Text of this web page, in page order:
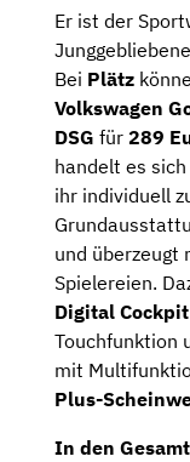
Er ist der
Bei Plätz
Volkswagen
DSG für 289
handelt es
ihr individuell
und überzeugt
Spielereien.
Digital
Touchfunktion
mit
Plus-
In den